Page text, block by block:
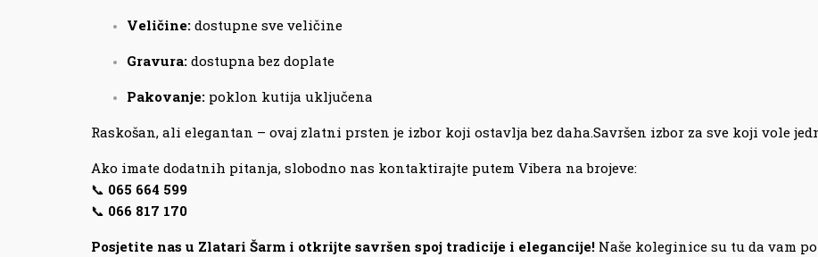
Veličine: dostupne sve veličine
Gravura: dostupna bez doplate
Pakovanje: poklon kutija uključena
Raskošan, ali elegantan – ovaj zlatni prsten je izbor koji ostavlja bez daha.Savršen izbor za sve koji vole
Ako imate dodatnih pitanja, slobodno nas kontaktirajte putem Vibera na brojeve:
📞 065 664 599
📞 066 817 170
Posjetite nas u Zlatari Šarm i otkrijte savršen spoj tradicije i elegancije! Naše koleginice su tu da vam